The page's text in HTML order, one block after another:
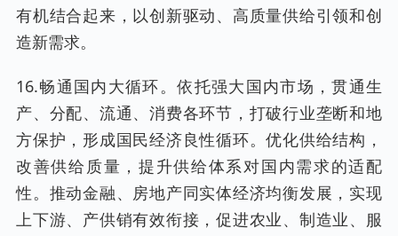
有机结合起来，以创新驱动、高质量供给引领和创
造新需求。
16.畅通国内大循环。依托强大国内市场，贯通生
产、分配、流通、消费各环节，打破行业垄断和地
方保护，形成国民经济良性循环。优化供给结构，
改善供给质量，提升供给体系对国内需求的适配
性。推动金融、房地产同实体经济均衡发展，实现
上下游、产供销有效衔接，促进农业、制造业、服